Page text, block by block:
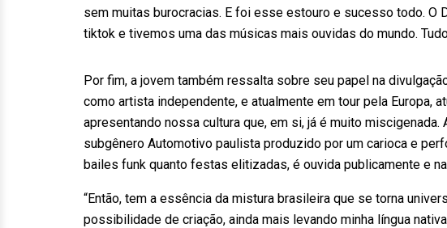
sem muitas burocracias. E foi esse estouro e sucesso todo. O
tiktok e tivemos uma das músicas mais ouvidas do mundo.
Por fim, a jovem também ressalta sobre seu papel na
como artista independente, e atualmente em tour pela Europa,
apresentando nossa cultura que, em si, já é muito
subgênero Automotivo paulista produzido por um carioca e
bailes funk quanto festas elitizadas, é ouvida publicamente e
“Então, tem a essência da mistura brasileira que se torna
possibilidade de criação, ainda mais levando minha língua